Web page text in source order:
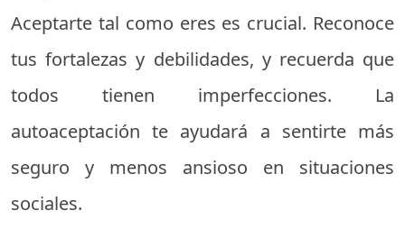
Aceptarte tal como eres es crucial. Reconoce
tus fortalezas y debilidades, y recuerda que
todos tienen imperfecciones. La
autoaceptación te ayudará a sentirte más
seguro y menos ansioso en situaciones
sociales.